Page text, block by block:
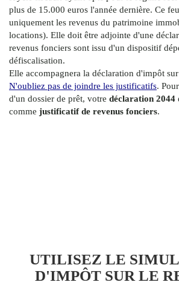
plus de 15.000 euros l'année dernière. Ce
uniquement les revenus du patrimoine
locations). Elle doit être adjointe d'une
revenus fonciers sont issu d'un dispositif
défiscalisation.
Elle accompagnera la déclaration d'impôt
N'oubliez pas de joindre les justificatifs.
d'un dossier de prêt, votre déclaration 2044
comme justificatif de revenus fonciers.
UTILISEZ LE
D'IMPÔT SUR LE